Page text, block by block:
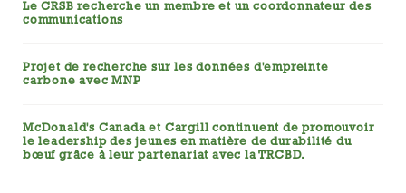
Le CRSB recherche un membre et un coordonnateur des
communications
Projet de recherche sur les données d'empreinte
carbone avec MNP
McDonald's Canada et Cargill continuent de promouvoir
le leadership des jeunes en matière de durabilité du
bœuf grâce à leur partenariat avec la TRCBD.